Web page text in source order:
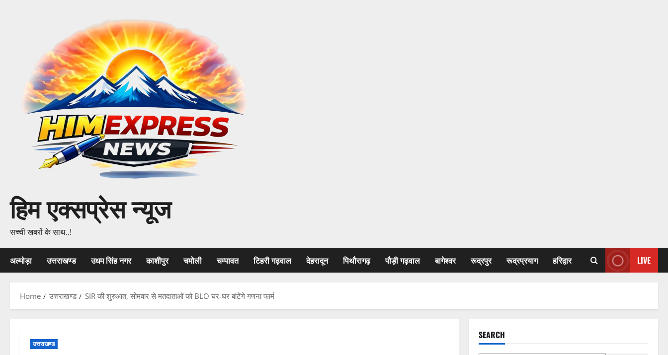
हिम एक्सप्रेस न्यूज
सच्ची खबरों के साथ..!
अल्मोड़ा उत्तराखण्ड उधम सिंह नगर काशीपुर चमोली चम्पावत टिहरी गढ़वाल देहरादून पिथौरागढ़ पौड़ी गढ़वाल बागेश्वर रूद्रपुर रूद्रप्रयाग हरिद्वार LIVE
Home उत्तराखण्ड SIR की शुरुआत, सोमवार से मतदाताओं को BLO घर-घर बांटेंगे गणना फार्म
उत्तराखण्ड
SEARCH